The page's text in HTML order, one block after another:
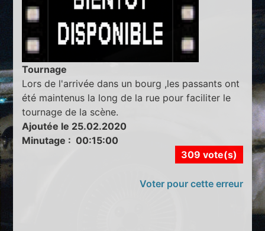
Tournage
Lors de l'arrivée dans un bourg ,les passants ont
été maintenus la long de la rue pour faciliter le
tournage de la scène.
Ajoutée le 25.02.2020
Minutage : 00:15:00
309 vote(s)
Voter pour cette erreur